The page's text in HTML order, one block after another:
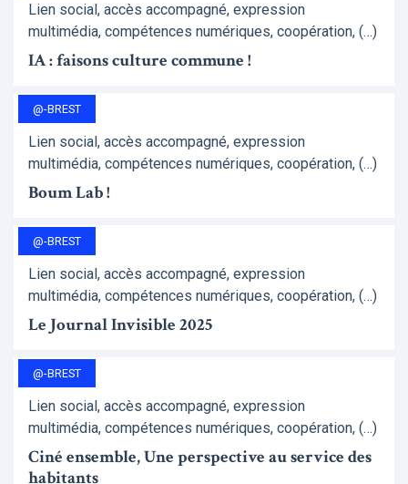
Lien social, accès accompagné, expression
multimédia, compétences numériques, coopération, (…)
IA : faisons culture commune !
@-BREST
Lien social, accès accompagné, expression
multimédia, compétences numériques, coopération, (…)
Boum Lab !
@-BREST
Lien social, accès accompagné, expression
multimédia, compétences numériques, coopération, (…)
Le Journal Invisible 2025
@-BREST
Lien social, accès accompagné, expression
multimédia, compétences numériques, coopération, (…)
Ciné ensemble, Une perspective au service des
habitants